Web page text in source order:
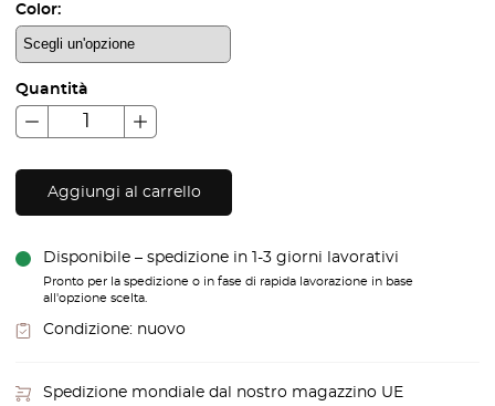
Color:
Quantità
Aggiungi al carrello
Disponibile – spedizione in 1-3 giorni lavorativi
Pronto per la spedizione o in fase di rapida lavorazione in base
all'opzione scelta.
Condizione: nuovo
Spedizione mondiale dal nostro magazzino UE